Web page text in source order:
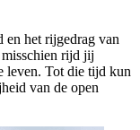
en het rijgedrag van
rijd jij
leven. Tot die tijd kun
van de open